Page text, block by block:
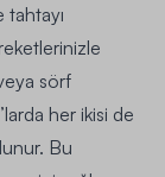
sörf
her ikisi de
Bu